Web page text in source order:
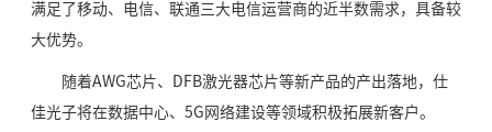
满足了移动、电信、联通三大电信运营商的近半数需求，具备较
大优势。
随着AWG芯片、DFB激光器芯片等新产品的产出落地，仕
佳光子将在数据中心、5G网络建设等领域积极拓展新客户。